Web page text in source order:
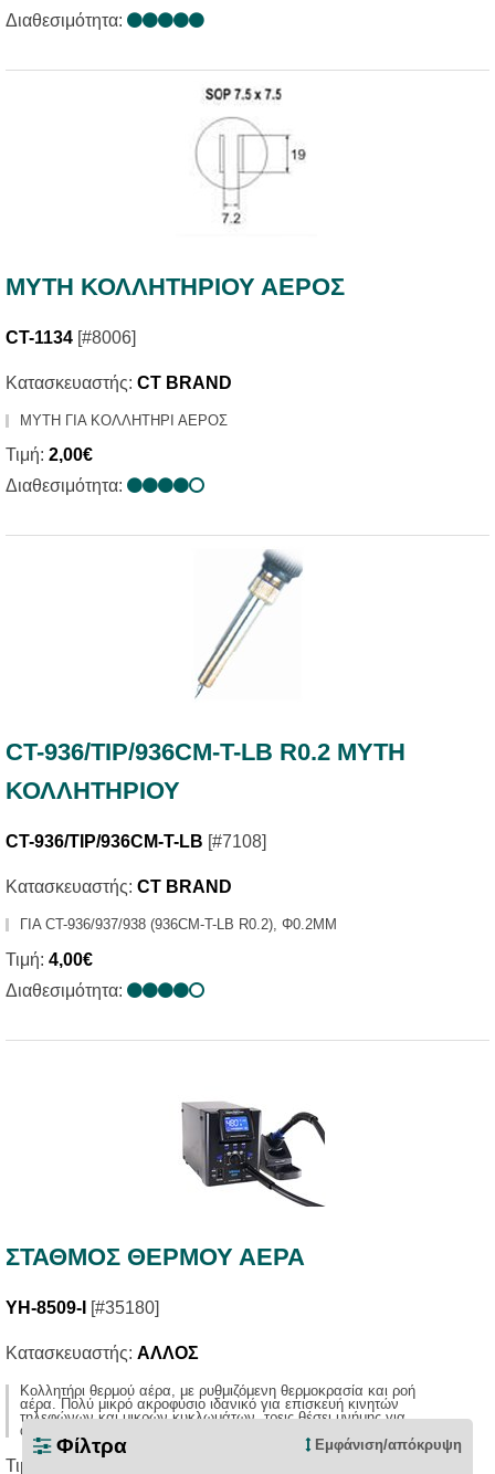
Εμφάνιση/απόκρυψη
Φίλτρα
Διαθεσιμότητα:
ΜΥΤΗ ΚΟΛΛΗΤΗΡΙΟΥ ΑΕΡΟΣ
CT-1134 [#8006]
Κατασκευαστής: CT BRAND
ΜΥΤH ΓΙΑ ΚΟΛΛΗΤΗΡΙ ΑΕΡΟΣ
Τιμή: 2,00€
Διαθεσιμότητα:
CT-936/TIP/936CΜ-Τ-LB R0.2 ΜΥΤΗ
ΚΟΛΛΗΤΗΡΙΟΥ
CT-936/TIP/936CΜ-Τ-LB [#7108]
Κατασκευαστής: CT BRAND
ΓΙΑ CT-936/937/938 (936CM-T-LB R0.2), Φ0.2MM
Τιμή: 4,00€
Διαθεσιμότητα:
ΣΤΑΘΜOΣ ΘΕΡΜΟΥ ΑΕΡΑ
YH-8509-I [#35180]
Κατασκευαστής: ΑΛΛΟΣ
Κολλητήρι θερμού αέρα, με ρυθμιζόμενη θερμοκρασία και ροή
αέρα. Πολύ μικρό ακροφύσιο ιδανικό για επισκευή κινητών
τηλεφώνων και μικρών κυκλωμάτων, τρεις θέσει μνήμης για
απομνημόνευση συγκεκριμένων ρυθμίσεων αποκόλλησης.
Τιμή: